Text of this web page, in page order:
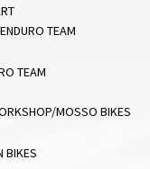
TEAM
TEAM
MOSSO BIKES
BIKES